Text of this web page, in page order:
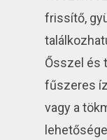
frissítő,
Ősszel és
fűszeres
vagy a